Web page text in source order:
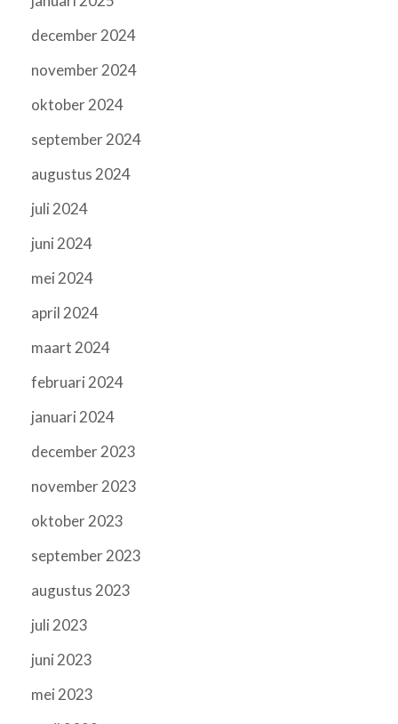
december 2024
november 2024
oktober 2024
september 2024
augustus 2024
juli 2024
juni 2024
mei 2024
april 2024
maart 2024
februari 2024
januari 2024
december 2023
november 2023
oktober 2023
september 2023
augustus 2023
juli 2023
juni 2023
mei 2023